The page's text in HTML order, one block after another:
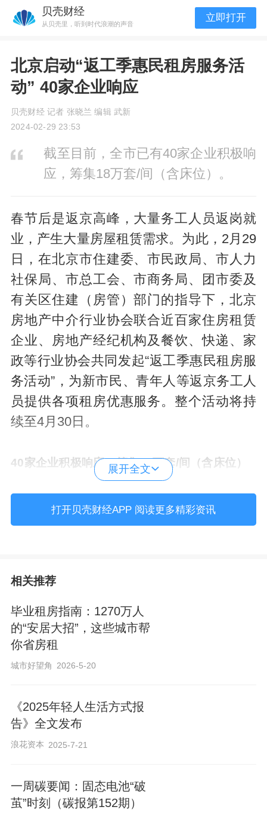
贝壳财经
从贝壳里，听到时代浪潮的声音
立即打开
北京启动“返工季惠民租房服务活
动” 40家企业响应
贝壳财经 记者 张晓兰 编辑 武新
2024-02-29 23:53
截至目前，全市已有40家企业积极响
应，筹集18万套/间（含床位）。
春节后是返京高峰，大量务工人员返岗就
业，产生大量房屋租赁需求。为此，2月29
日，在北京市住建委、市民政局、市人力
社保局、市总工会、市商务局、团市委及
有关区住建（房管）部门的指导下，北京
房地产中介行业协会联合近百家住房租赁
企业、房地产经纪机构及餐饮、快递、家
政等行业协会共同发起“返工季惠民租房服
务活动”，为新市民、青年人等返京务工人
员提供各项租房优惠服务。整个活动将持
续至4月30日。
40家企业积极响应，筹集18万套/间（含床位）
据悉，返工季惠民租房服务是北京市“惠民
租房”系列活动之一，至今已举办五次。
住房，涵盖保租房项目、开发企业自持经
营租赁住房、房地产经纪机构和住房租赁
企业经营的房源、集中式长租公寓等，类
型丰富多元。截至目前，全市已有40家企
业积极响应，筹集18万套/间（含床位），
情况，还提供了租金押金等费用优惠、搬
家保洁等多样服务。
行业发出十大服务倡议：多种房源覆盖
全、包含床位和单间、整租合租能挑选、
展开全文
打开贝壳财经APP 阅读更多精彩资讯
相关推荐
毕业租房指南：1270万人
的“安居大招”，这些城市帮
你省房租
城市好望角 2026-5-20
《2025年轻人生活方式报
告》全文发布
浪花资本 2025-7-21
一周碳要闻：固态电池“破
茧”时刻（碳报第152期）